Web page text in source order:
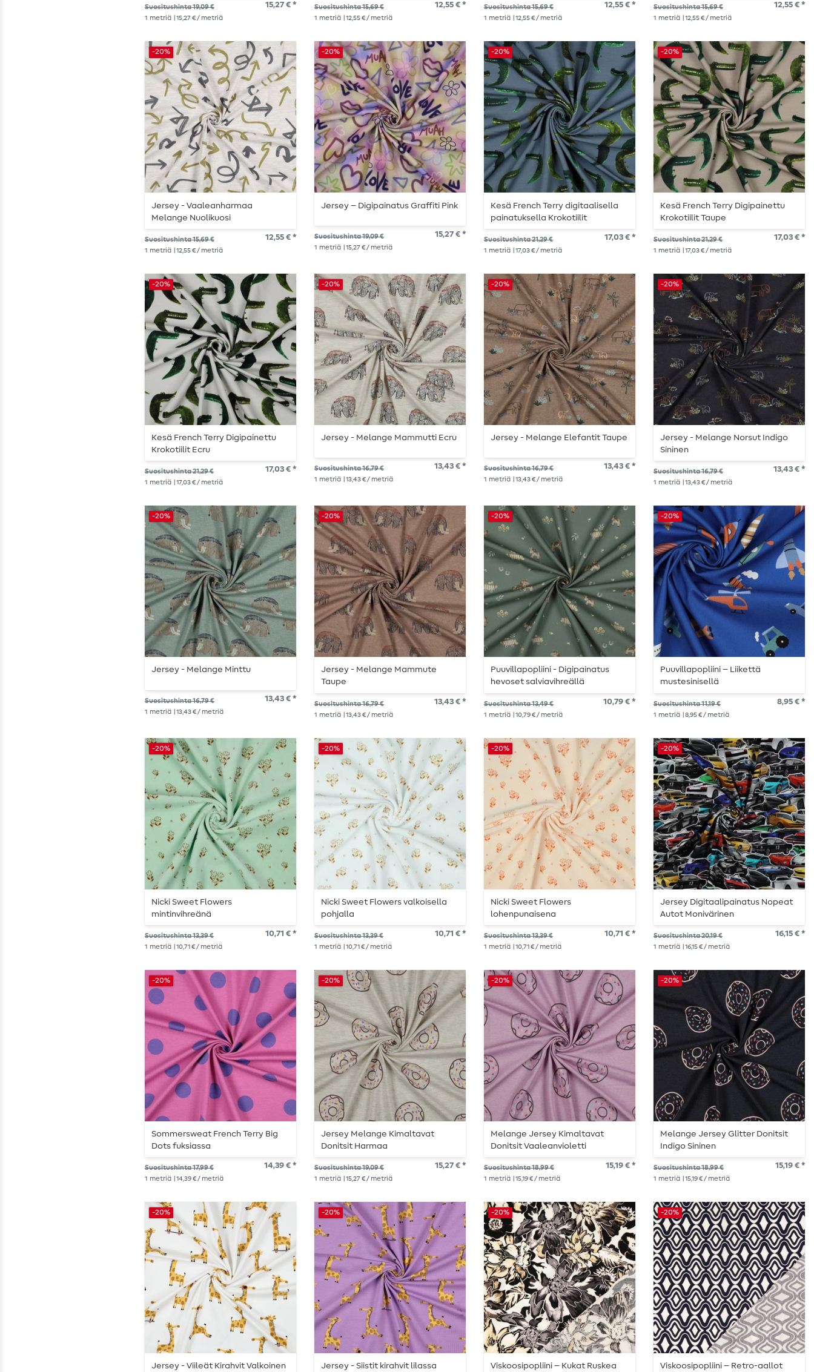
Suositushinta 19,09 € 15,27 € *
1 metriä | 15,27 € / metriä
Suositushinta 15,69 € 12,55 € *
1 metriä | 12,55 € / metriä
Suositushinta 15,69 € 12,55 € *
1 metriä | 12,55 € / metriä
Suositushinta 15,69 € 12,55 € *
1 metriä | 12,55 € / metriä
-20%
Jersey - Vaaleanharmaa
Melange Nuolikuosi
Suositushinta 15,69 € 12,55 € *
1 metriä | 12,55 € / metriä
-20%
Jersey – Digipainatus Graffiti Pink
Suositushinta 19,09 € 15,27 € *
1 metriä | 15,27 € / metriä
-20%
Kesä French Terry digitaalisella
painatuksella Krokotiilit
Farkunsininen
Suositushinta 21,29 € 17,03 € *
1 metriä | 17,03 € / metriä
-20%
Kesä French Terry Digipainettu
Krokotiilit Taupe
Suositushinta 21,29 € 17,03 € *
1 metriä | 17,03 € / metriä
-20%
Kesä French Terry Digipainettu
Krokotiilit Ecru
Suositushinta 21,29 € 17,03 € *
1 metriä | 17,03 € / metriä
-20%
Jersey - Melange Mammutti Ecru
Suositushinta 16,79 € 13,43 € *
1 metriä | 13,43 € / metriä
-20%
Jersey - Melange Elefantit Taupe
Suositushinta 16,79 € 13,43 € *
1 metriä | 13,43 € / metriä
-20%
Jersey - Melange Norsut Indigo
Sininen
Suositushinta 16,79 € 13,43 € *
1 metriä | 13,43 € / metriä
-20%
Jersey - Melange Minttu
Suositushinta 16,79 € 13,43 € *
1 metriä | 13,43 € / metriä
-20%
Jersey - Melange Mammute
Taupe
Suositushinta 16,79 € 13,43 € *
1 metriä | 13,43 € / metriä
-20%
Puuvillapopliini - Digipainatus
hevoset salviavihreällä
Suositushinta 13,49 € 10,79 € *
1 metriä | 10,79 € / metriä
-20%
Puuvillapopliini – Liikettä
mustesinisellä
Suositushinta 11,19 € 8,95 € *
1 metriä | 8,95 € / metriä
-20%
Nicki Sweet Flowers
mintinvihreänä
Suositushinta 13,39 € 10,71 € *
1 metriä | 10,71 € / metriä
-20%
Nicki Sweet Flowers valkoisella
pohjalla
Suositushinta 13,39 € 10,71 € *
1 metriä | 10,71 € / metriä
-20%
Nicki Sweet Flowers
lohenpunaisena
Suositushinta 13,39 € 10,71 € *
1 metriä | 10,71 € / metriä
-20%
Jersey Digitaalipainatus Nopeat
Autot Monivärinen
Suositushinta 20,19 € 16,15 € *
1 metriä | 16,15 € / metriä
-20%
Sommersweat French Terry Big
Dots fuksiassa
Suositushinta 17,99 € 14,39 € *
1 metriä | 14,39 € / metriä
-20%
Jersey Melange Kimaltavat
Donitsit Harmaa
Suositushinta 19,09 € 15,27 € *
1 metriä | 15,27 € / metriä
-20%
Melange Jersey Kimaltavat
Donitsit Vaaleanvioletti
Suositushinta 18,99 € 15,19 € *
1 metriä | 15,19 € / metriä
-20%
Melange Jersey Glitter Donitsit
Indigo Sininen
Suositushinta 18,99 € 15,19 € *
1 metriä | 15,19 € / metriä
-20%
Jersey - Viileät Kirahvit Valkoinen
-20%
Jersey - Siistit kirahvit lilassa
-20%
Viskoosipopliini – Kukat Ruskea
-20%
Viskoosipopliini – Retro-aallot